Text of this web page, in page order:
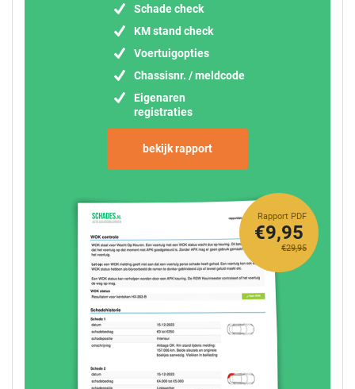
Schade check
KM stand check
Voertuigopties
Chassisnr. / meldcode
Eigenaren
registraties
bekijk rapport
Rapport PDF
€29,95
€9,95